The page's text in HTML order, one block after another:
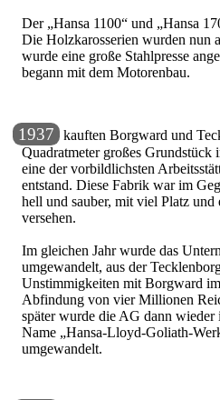
Der Hansa 1100 und Hansa
Die Holzkarosserien wurden nun
wurde eine große Stahlpresse
begann mit dem Motorenbau.
1937 kauften Borgward und
Quadratmeter großes Grundstück
eine der vorbildlichsten
entstand. Diese Fabrik war im
hell und sauber, mit viel Platz und
versehen.
Im gleichen Jahr wurde das
umgewandelt, aus der
Unstimmigkeiten mit Borgward
Abfindung von vier Millionen
später wurde die AG dann
Name
Hansa-Lloyd-Goliath-
umgewandelt.